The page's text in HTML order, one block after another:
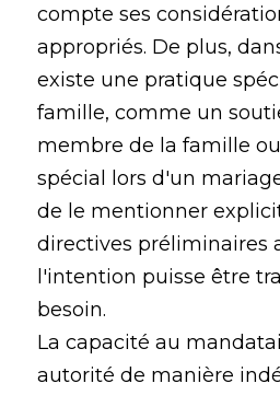
compte ses
appropriés. De plus,
existe une pratique
famille, comme un
membre de la famille
spécial lors d'un
de le mentionner
directives préliminaires
l'intention puisse être
besoin.
La capacité au
autorité de manière